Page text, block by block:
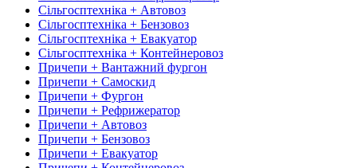
Сільгосптехніка + Автовоз
Сільгосптехніка + Бензовоз
Сільгосптехніка + Евакуатор
Сільгосптехніка + Контейнеровоз
Причепи + Вантажний фургон
Причепи + Самоскид
Причепи + Фургон
Причепи + Рефрижератор
Причепи + Автовоз
Причепи + Бензовоз
Причепи + Евакуатор